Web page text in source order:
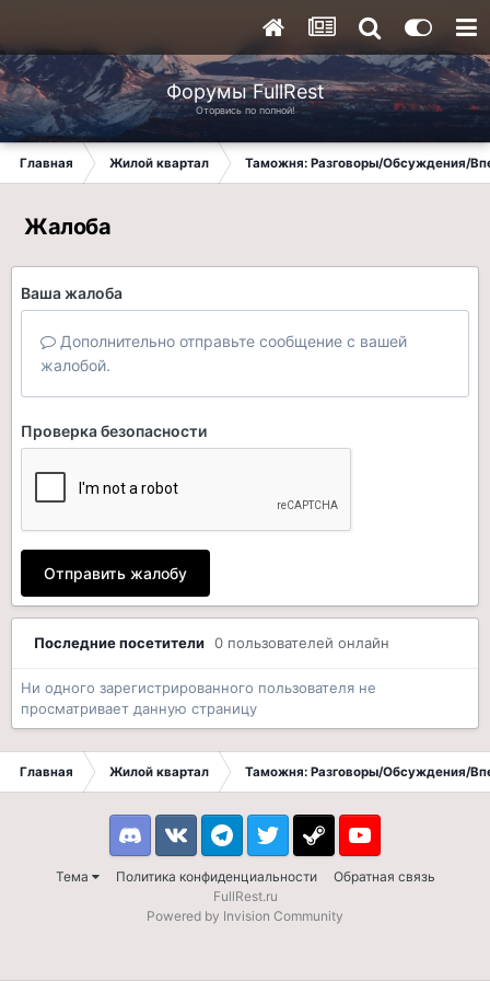
Форумы FullRest
Оторвись по полной!
Главная Жилой квартал Таможня: Разговоры/Обсуждения/
Жалоба
Ваша жалоба
Дополнительно отправьте сообщение с вашей
жалобой.
Проверка безопасности
Отправить жалобу
Последние посетители 0 пользователей онлайн
Ни одного зарегистрированного пользователя не
просматривает данную страницу
Главная Жилой квартал Таможня: Разговоры/Обсуждения/
Тема Политика конфиденциальности Обратная связь
DiscordVK TelegramTwitter Steam Youtube
FullRest.ru
Powered by Invision Community